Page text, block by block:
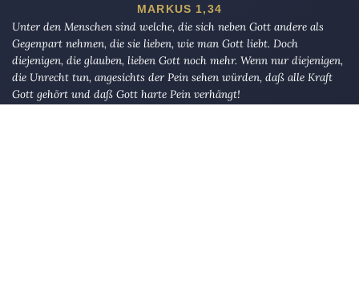
MARKUS 1,34
Unter den Menschen sind welche, die sich neben Gott andere als
Gegenpart nehmen, die sie lieben, wie man Gott liebt. Doch
diejenigen, die glauben, lieben Gott noch mehr. Wenn nur diejenigen,
die Unrecht tun, angesichts der Pein sehen würden, daß alle Kraft
Gott gehört und daß Gott harte Pein verhängt!